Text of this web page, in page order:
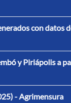
con datos
y Piriápolis a
- Agrimensura